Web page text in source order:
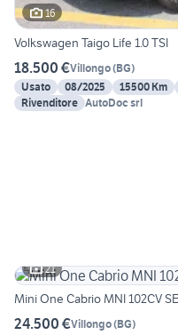
16
Volkswagen Taigo Life 1.0 TSI
18.500 €Villongo(BG)
Usato
08/2025 15500 Km
Rivenditore AutoDoc srl
21
Mini One Cabrio MNI 102CV
24.500 €Villongo(BG)